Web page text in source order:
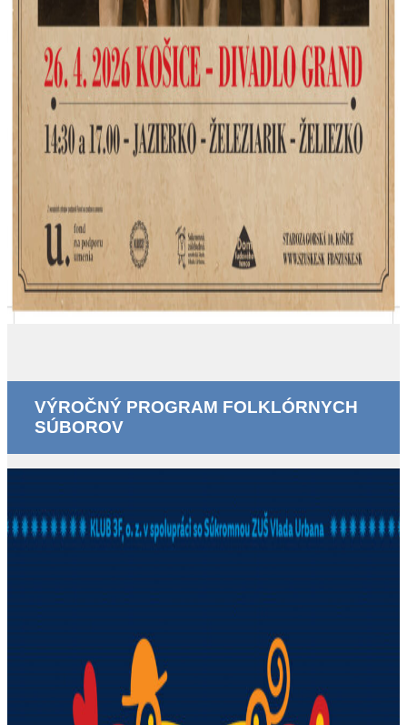
VÝROČNÝ PROGRAM FOLKLÓRNYCH
SÚBOROV